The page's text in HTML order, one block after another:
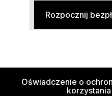
Rozpocznij
Oświadczenie o
korzystania